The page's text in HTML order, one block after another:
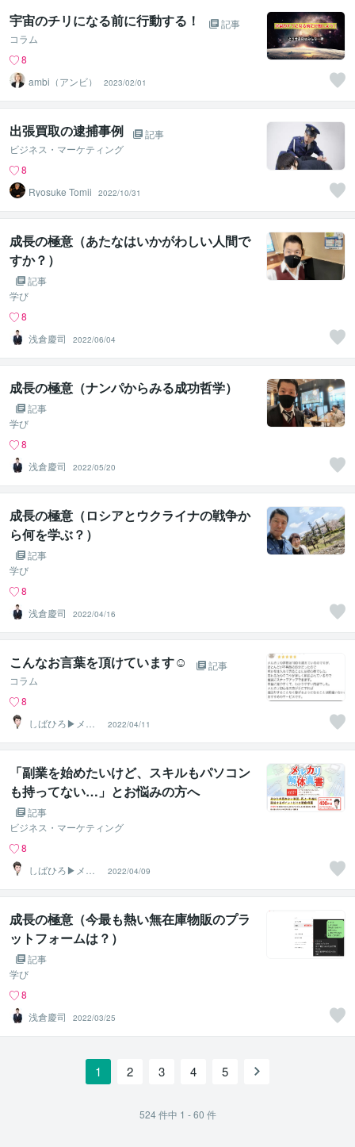
宇宙のチリになる前に行動する！
記事
コラム
8
ambi（アンビ）
2023/02/01
出張買取の逮捕事例
記事
ビジネス・マーケティング
8
Ryosuke Tomii
2022/10/31
成長の極意（あたなはいかがわしい人間で
すか？）
記事
学び
8
浅倉慶司
2022/06/04
成長の極意（ナンパからみる成功哲学）
記事
学び
8
浅倉慶司
2022/05/20
成長の極意（ロシアとウクライナの戦争か
ら何を学ぶ？）
記事
学び
8
浅倉慶司
2022/04/16
こんなお言葉を頂けています☺︎
記事
コラム
8
しばひろ▶︎メル
カリせどりのプ
ロ
2022/04/11
「副業を始めたいけど、スキルもパソコン
も持ってない…」とお悩みの方へ
記事
ビジネス・マーケティング
8
しばひろ▶︎メル
カリせどりのプ
ロ
2022/04/09
成長の極意（今最も熱い無在庫物販のプラ
ットフォームは？）
記事
学び
8
浅倉慶司
2022/03/25
1 2 3 4 5
524件中 1 - 60 件